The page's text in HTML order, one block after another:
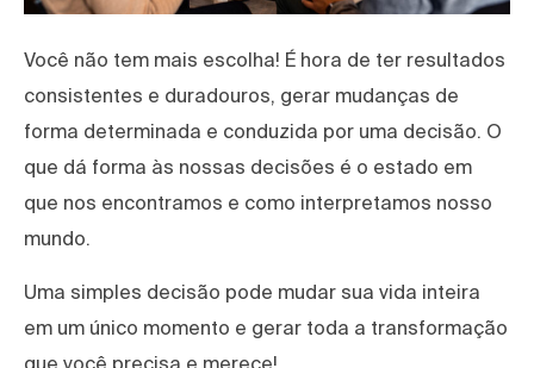
Você não tem mais escolha! É hora de ter resultados
consistentes e duradouros, gerar mudanças de
forma determinada e conduzida por uma decisão. O
que dá forma às nossas decisões é o estado em
que nos encontramos e como interpretamos nosso
mundo.
Uma simples decisão pode mudar sua vida inteira
em um único momento e gerar toda a transformação
que você precisa e merece!